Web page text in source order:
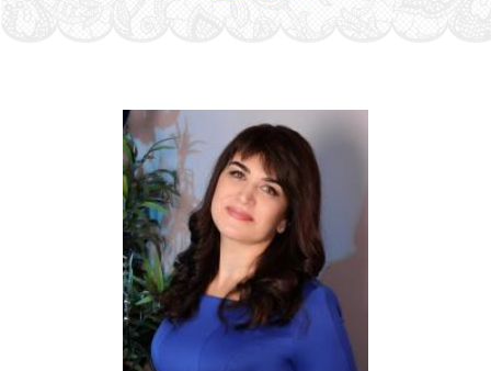
ACTUS
COACHING RENCONTRE
NOTRE DIFFÉRENCE
CONTACT